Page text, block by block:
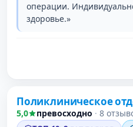
операции.
здоровье.»
2 место
Поликлиническое
5,0 превосходно · 8